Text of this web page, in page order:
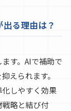
る理由は？
す。AIで補助で
えられます。
しやすく効果
略と結び付